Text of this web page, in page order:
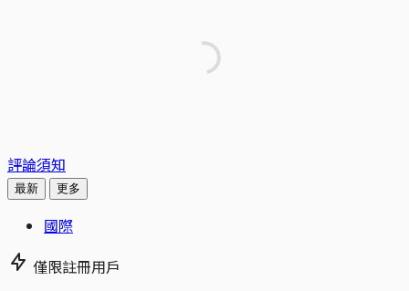
評論須知
最新 更多
國際
僅限註冊用戶